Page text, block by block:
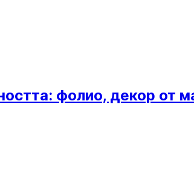
фолио, декор от